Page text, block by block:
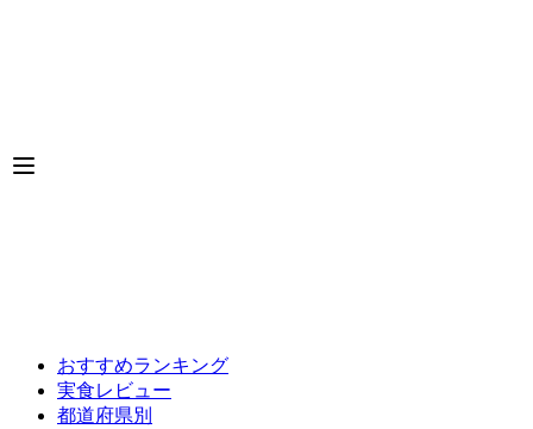
おすすめランキング
実食レビュー
都道府県別